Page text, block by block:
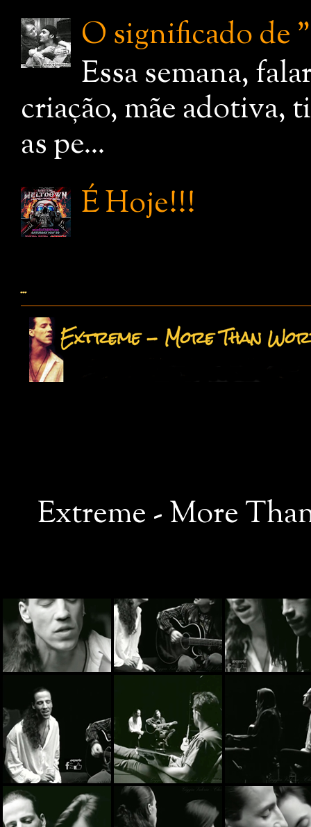
O significado de
Essa semana,
criação, mãe adotiva,
as pe...
É Hoje!!!
...
Extreme - More